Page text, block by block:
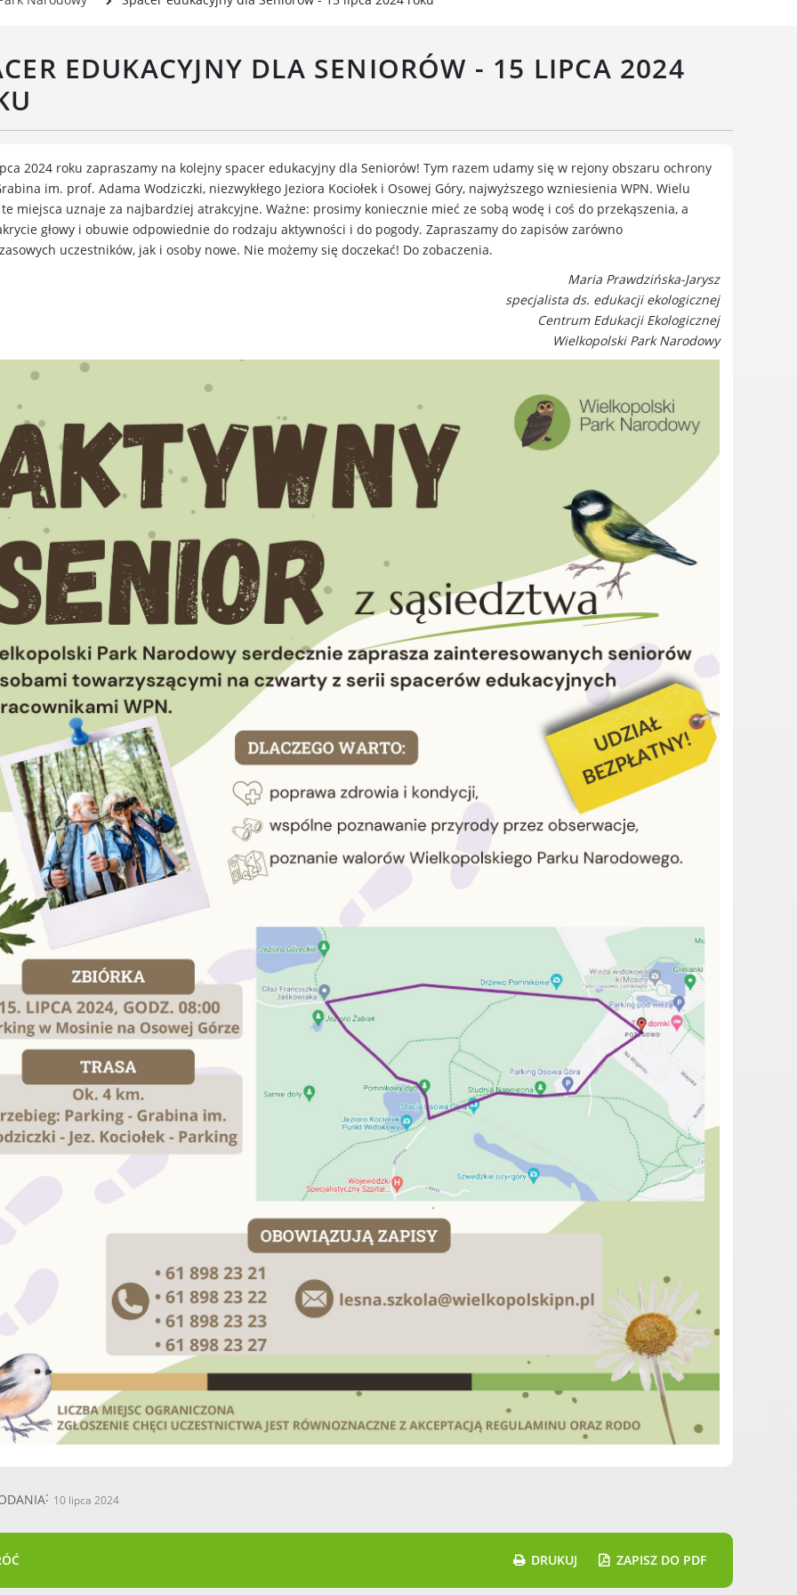
mapowe
o pracę
Miejska przy ul. Rzecznej
Rada Gospodarcza
i Przemysłu Rolno-
Spożywczego w Szreniawie
Urząd Skarbowy
Wodne Wody Polskie
EDUKACYJNY DLA SENIORÓW - 15 LIPCA 2024
2024 roku zapraszamy na kolejny spacer edukacyjny dla Seniorów! Tym razem udamy się w rejony obszaru ochrony
im. prof. Adama Wodziczki, niezwykłego Jeziora Kociołek i Osowej Góry, najwyższego wzniesienia WPN. Wielu
te miejsca uznaje za najbardziej atrakcyjne. Ważne: prosimy koniecznie mieć ze sobą wodę i coś do przekąszenia, a
głowy i obuwie odpowiednie do rodzaju aktywności i do pogody. Zapraszamy do zapisów zarówno
uczestników, jak i osoby nowe. Nie możemy się doczekać! Do zobaczenia.
Maria Prawdzińska-Jarysz
specjalista ds. edukacji ekologicznej
Centrum Edukacji Ekologicznej
Wielkopolski Park Narodowy
10 lipca 2024
DRUKUJ ZAPISZ DO PDF